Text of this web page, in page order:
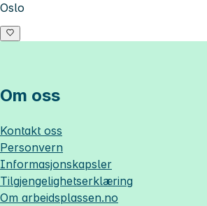
Oslo
Om oss
Kontakt oss
Personvern
Informasjonskapsler
Tilgjengelighetserklæring
Om arbeidsplassen.no